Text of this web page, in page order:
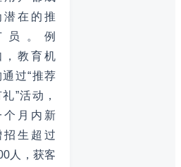
潜在的推
员。例
，教育机
通过“推荐
”活动，
个月内新
招生超过
人，获客